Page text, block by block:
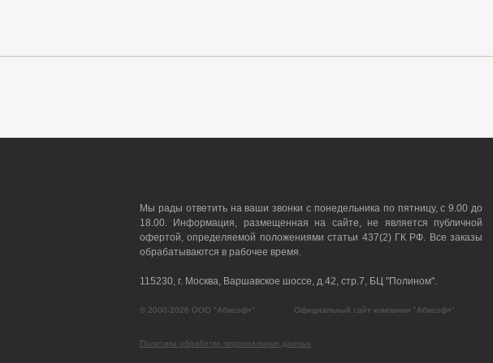
Мы рады ответить на ваши звонки с понедельника по пятницу, с 9.00 до
18.00. Информация, размещенная на сайте, не является публичной
офертой, определяемой положениями статьи 437(2) ГК РФ. Все заказы
обрабатываются в рабочее время.
115230, г. Москва, Варшавское шоссе, д.42, стр.7, БЦ "Полином".
© 2000-2026 ООО "Абисофт" Официальный сайт компании "Абисофт"
Политика обработки персональных данных